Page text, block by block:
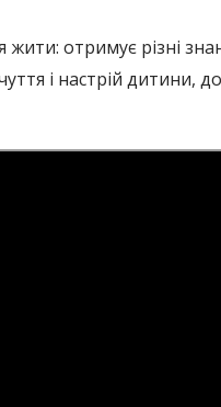
отримує різні
і настрій дитини,